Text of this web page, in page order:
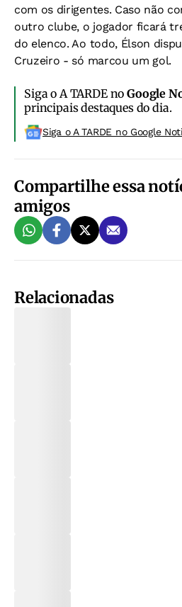
com os dirigentes. Caso não
outro clube, o jogador ficará
do elenco. Ao todo, Élson
Cruzeiro - só marcou um gol.
Siga o A TARDE noGoogle
principais destaques do dia.
Siga o A TARDE no Google
Compartilhe essa
amigos
Relacionadas